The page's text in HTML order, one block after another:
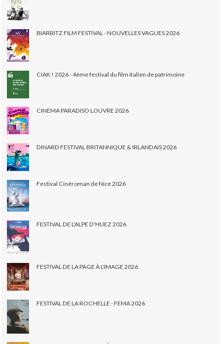
BIARRITZ FILM FESTIVAL - NOUVELLES VAGUES 2026
CIAK ! 2026 - 4ème festival du film italien de patrimoine
CINEMA PARADISO LOUVRE 2026
DINARD FESTIVAL BRITANNIQUE & IRLANDAIS 2026
Festival Cinéroman de Nice 2026
FESTIVAL DE L'ALPE D'HUEZ 2026
FESTIVAL DE LA PAGE À L'IMAGE 2026
FESTIVAL DE LA ROCHELLE - FEMA 2026